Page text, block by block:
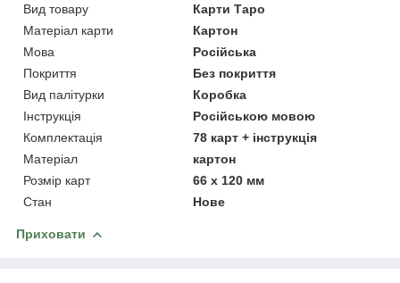
Вид товару
Карти Таро
Матеріал карти
Картон
Мова
Російська
Покриття
Без покриття
Вид палітурки
Коробка
Інструкція
Російською мовою
Комплектація
78 карт + інструкція
Матеріал
картон
Розмір карт
66 х 120 мм
Стан
Нове
Приховати